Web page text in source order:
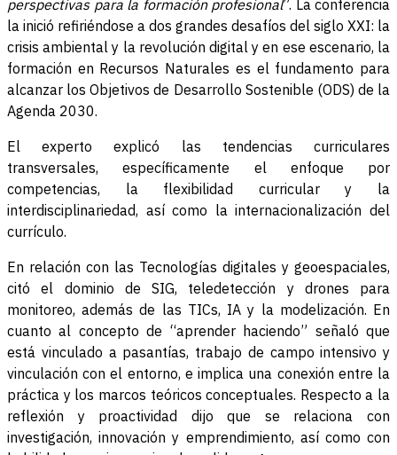
perspectivas para la formación profesional”. La conferencia
la inició refiriéndose a dos grandes desafíos del siglo XXI: la
crisis ambiental y la revolución digital y en ese escenario, la
formación en Recursos Naturales es el fundamento para
alcanzar los Objetivos de Desarrollo Sostenible (ODS) de la
Agenda 2030.
El experto explicó las tendencias curriculares
transversales, específicamente el enfoque por
competencias, la flexibilidad curricular y la
interdisciplinariedad, así como la internacionalización del
currículo.
En relación con las Tecnologías digitales y geoespaciales,
citó el dominio de SIG, teledetección y drones para
monitoreo, además de las TICs, IA y la modelización. En
cuanto al concepto de “aprender haciendo” señaló que
está vinculado a pasantías, trabajo de campo intensivo y
vinculación con el entorno, e implica una conexión entre la
práctica y los marcos teóricos conceptuales. Respecto a la
reflexión y proactividad dijo que se relaciona con
investigación, innovación y emprendimiento, así como con